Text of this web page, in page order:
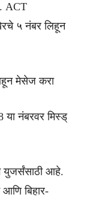
ACT
५ नंबर लिहून
मेसेज करा
या नंबरवर मिस्ड्
युजर्संसाठी आहे.
बिहार-